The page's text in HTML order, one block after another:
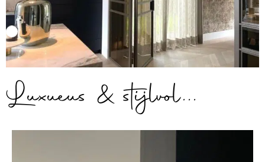
Luxueus & stijlvol...